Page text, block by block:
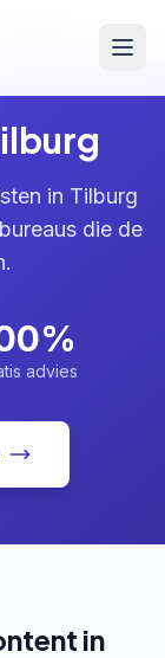
in Tilburg
die de
advies
in